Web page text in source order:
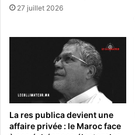
27 juillet 2026
La res publica devient une
affaire privée : le Maroc face